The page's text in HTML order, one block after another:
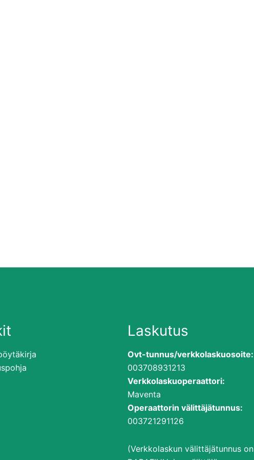
Laskutus
Ovt-tunnus/verkkolaskuosoite:
003708931213
Verkkolaskuoperaattori:
Maventa
Operaattorin välittäjätunnus:
003721291126
(Verkkolaskun välittäjätunnus on